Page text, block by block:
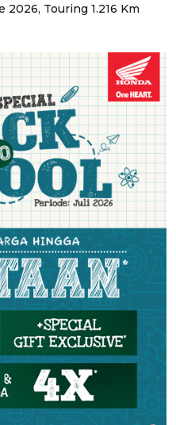
2026, Touring 1.216 Km